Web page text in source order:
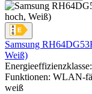
Samsung
Weiß)
Funktionen: WLAN-
weiß